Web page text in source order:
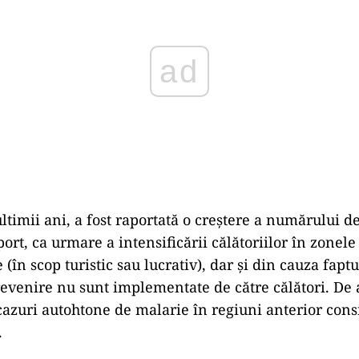
ani, a fost raportată o creștere a numărului
ca urmare a intensificării călătoriilor în zonele
scop turistic sau lucrativ), dar și din cauza
nu sunt implementate de către călători. De
autohtone de malarie în regiuni anterior